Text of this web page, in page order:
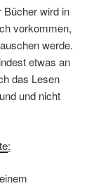
Bücher wird in
vorkommen,
werde.
etwas an
das Lesen
und nicht
: